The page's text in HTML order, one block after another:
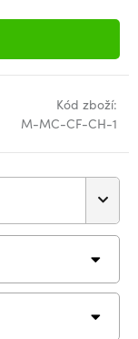
Kód zboží:
M-MC-CF-CH-1